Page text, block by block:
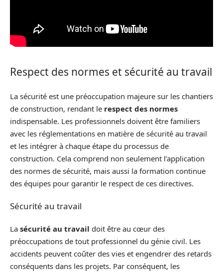
Respect des normes et sécurité au travail
La sécurité est une préoccupation majeure sur les chantiers
de construction, rendant le respect des normes
indispensable. Les professionnels doivent être familiers
avec les réglementations en matière de sécurité au travail
et les intégrer à chaque étape du processus de
construction. Cela comprend non seulement l’application
des normes de sécurité, mais aussi la formation continue
des équipes pour garantir le respect de ces directives.
Sécurité au travail
La sécurité au travail doit être au cœur des
préoccupations de tout professionnel du génie civil. Les
accidents peuvent coûter des vies et engendrer des retards
conséquents dans les projets. Par conséquent, les